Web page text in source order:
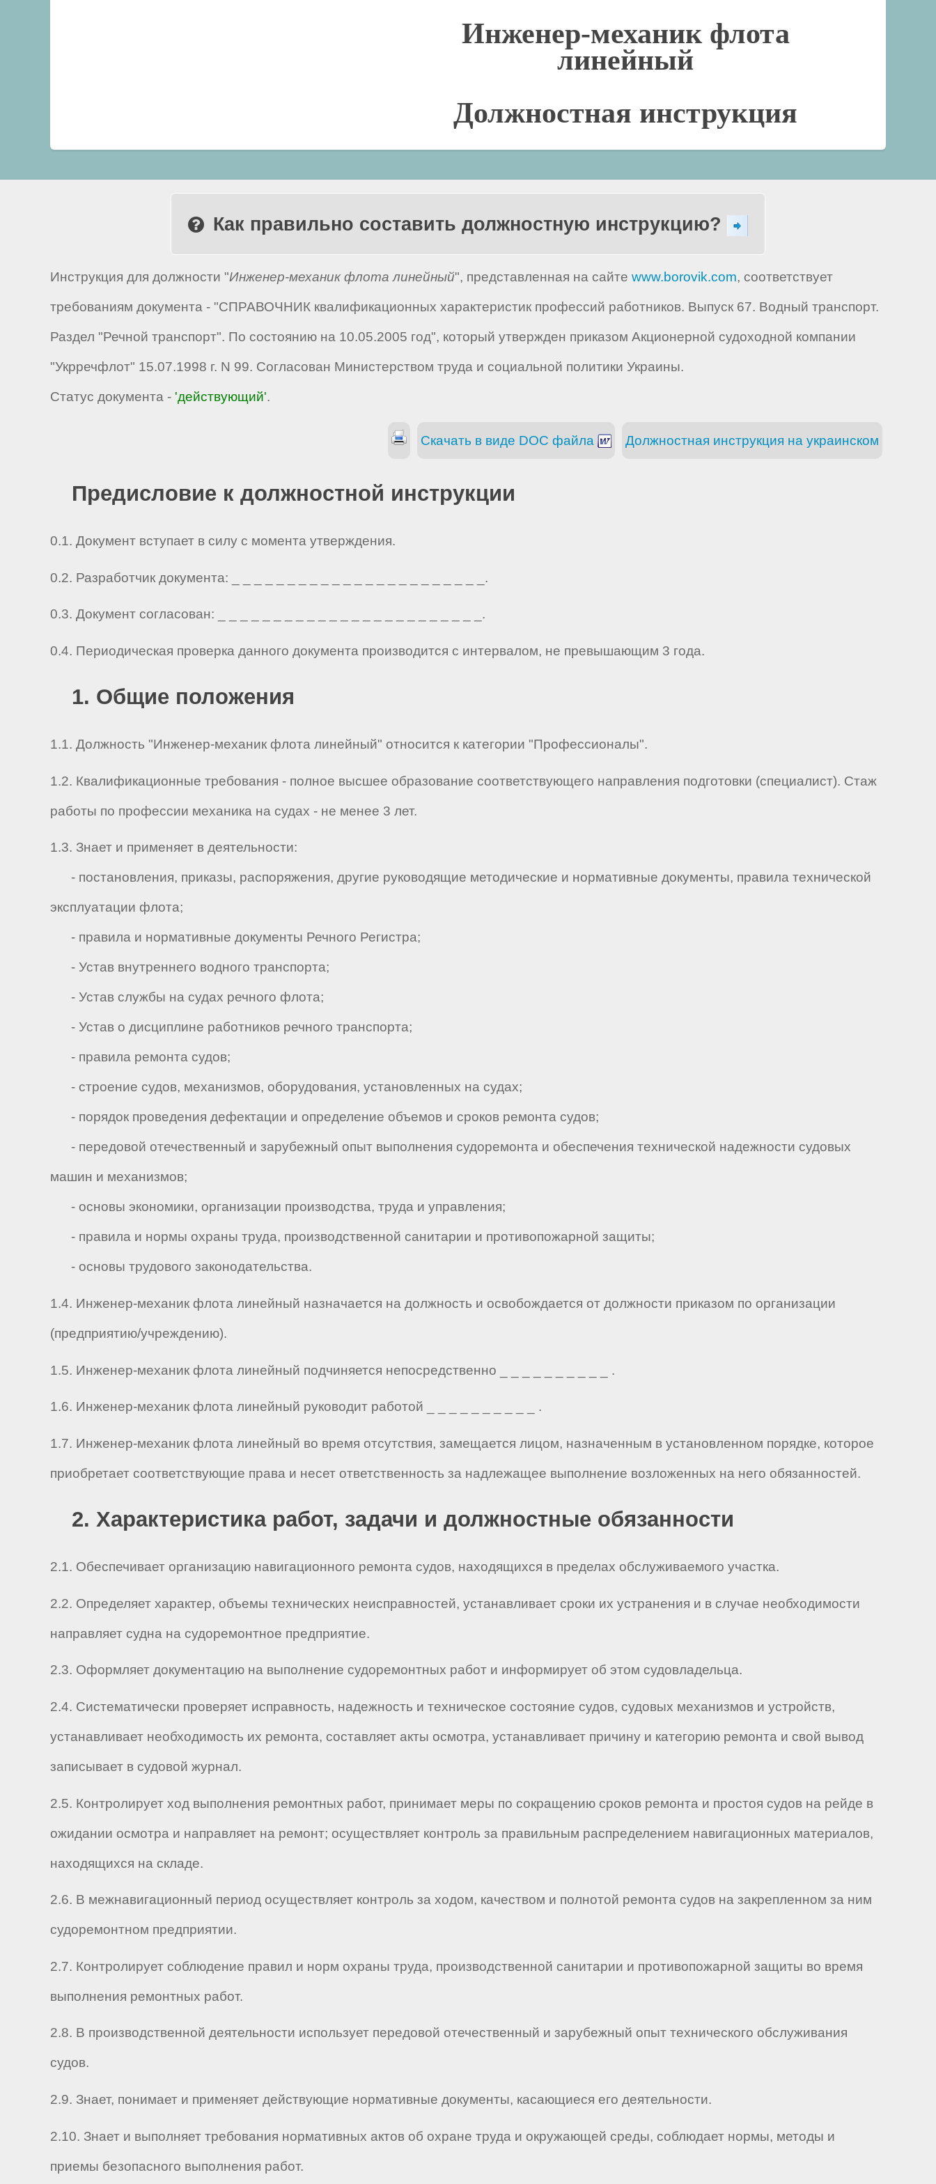
Инженер-механик флота
линейный
Должностная инструкция
Как правильно составить должностную инструкцию?
Инструкция для должности "Инженер-механик флота линейный", представленная на сайте www.borovik.com, соответствует
требованиям документа - "СПРАВОЧНИК квалификационных характеристик профессий работников. Выпуск 67. Водный транспорт.
Раздел "Речной транспорт". По состоянию на 10.05.2005 год", который утвержден приказом Акционерной судоходной компании
"Укрречфлот" 15.07.1998 г. N 99. Согласован Министерством труда и социальной политики Украины.
Статус документа - 'действующий'.
Должностная инструкция на украинском
Скачать в виде DOC файла
Предисловие к должностной инструкции
0.1. Документ вступает в силу с момента утверждения.
0.2. Разработчик документа: _ _ _ _ _ _ _ _ _ _ _ _ _ _ _ _ _ _ _ _ _ _ _.
0.3. Документ согласован: _ _ _ _ _ _ _ _ _ _ _ _ _ _ _ _ _ _ _ _ _ _ _ _.
0.4. Периодическая проверка данного документа производится с интервалом, не превышающим 3 года.
1. Общие положения
1.1. Должность "Инженер-механик флота линейный" относится к категории "Профессионалы".
1.2. Квалификационные требования - полное высшее образование соответствующего направления подготовки (специалист). Стаж
работы по профессии механика на судах - не менее 3 лет.
1.3. Знает и применяет в деятельности:
- постановления, приказы, распоряжения, другие руководящие методические и нормативные документы, правила технической
эксплуатации флота;
- правила и нормативные документы Речного Регистра;
- Устав внутреннего водного транспорта;
- Устав службы на судах речного флота;
- Устав о дисциплине работников речного транспорта;
- правила ремонта судов;
- строение судов, механизмов, оборудования, установленных на судах;
- порядок проведения дефектации и определение объемов и сроков ремонта судов;
- передовой отечественный и зарубежный опыт выполнения судоремонта и обеспечения технической надежности судовых
машин и механизмов;
- основы экономики, организации производства, труда и управления;
- правила и нормы охраны труда, производственной санитарии и противопожарной защиты;
- основы трудового законодательства.
1.4. Инженер-механик флота линейный назначается на должность и освобождается от должности приказом по организации
(предприятию/учреждению).
1.5. Инженер-механик флота линейный подчиняется непосредственно _ _ _ _ _ _ _ _ _ _ .
1.6. Инженер-механик флота линейный руководит работой _ _ _ _ _ _ _ _ _ _ .
1.7. Инженер-механик флота линейный во время отсутствия, замещается лицом, назначенным в установленном порядке, которое
приобретает соответствующие права и несет ответственность за надлежащее выполнение возложенных на него обязанностей.
2. Характеристика работ, задачи и должностные обязанности
2.1. Обеспечивает организацию навигационного ремонта судов, находящихся в пределах обслуживаемого участка.
2.2. Определяет характер, объемы технических неисправностей, устанавливает сроки их устранения и в случае необходимости
направляет судна на судоремонтное предприятие.
2.3. Оформляет документацию на выполнение судоремонтных работ и информирует об этом судовладельца.
2.4. Систематически проверяет исправность, надежность и техническое состояние судов, судовых механизмов и устройств,
устанавливает необходимость их ремонта, составляет акты осмотра, устанавливает причину и категорию ремонта и свой вывод
записывает в судовой журнал.
2.5. Контролирует ход выполнения ремонтных работ, принимает меры по сокращению сроков ремонта и простоя судов на рейде в
ожидании осмотра и направляет на ремонт; осуществляет контроль за правильным распределением навигационных материалов,
находящихся на складе.
2.6. В межнавигационный период осуществляет контроль за ходом, качеством и полнотой ремонта судов на закрепленном за ним
судоремонтном предприятии.
2.7. Контролирует соблюдение правил и норм охраны труда, производственной санитарии и противопожарной защиты во время
выполнения ремонтных работ.
2.8. В производственной деятельности использует передовой отечественный и зарубежный опыт технического обслуживания
судов.
2.9. Знает, понимает и применяет действующие нормативные документы, касающиеся его деятельности.
2.10. Знает и выполняет требования нормативных актов об охране труда и окружающей среды, соблюдает нормы, методы и
приемы безопасного выполнения работ.